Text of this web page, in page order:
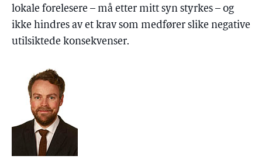
lokale forelesere – må etter mitt syn styrkes – og
ikke hindres av et krav som medfører slike negative
utilsiktede konsekvenser.